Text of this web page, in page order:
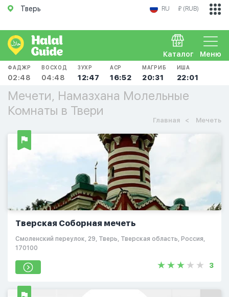
Тверь RU ₽ (RUB)
Меню
Каталог
ФАДЖР
02:48
ВОСХОД
04:48
ЗУХР
12:47
АСР
16:52
МАГРИБ
20:31
ИША
22:01
Мечети, Намазхана Молельные
Комнаты в Твери
Главная Мечеть
Тверская Соборная мечеть
Смоленский переулок, 29, Тверь, Тверская область, Россия,
170100
3